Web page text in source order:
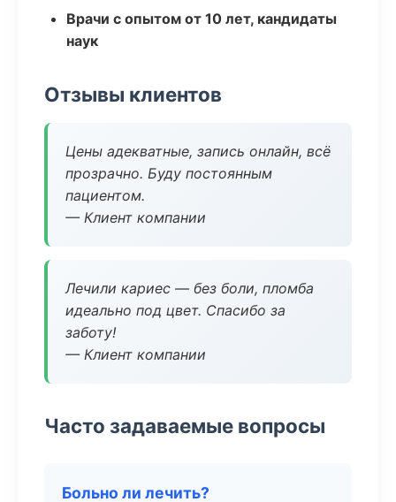
Врачи с опытом от 10 лет, кандидаты
наук
Отзывы клиентов
Цены адекватные, запись онлайн, всё
прозрачно. Буду постоянным
пациентом.
— Клиент компании
Лечили кариес — без боли, пломба
идеально под цвет. Спасибо за
заботу!
— Клиент компании
Часто задаваемые вопросы
Больно ли лечить?